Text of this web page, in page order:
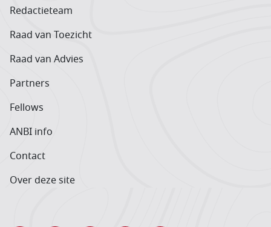
Redactieteam
Raad van Toezicht
Raad van Advies
Partners
Fellows
ANBI info
Contact
Over deze site